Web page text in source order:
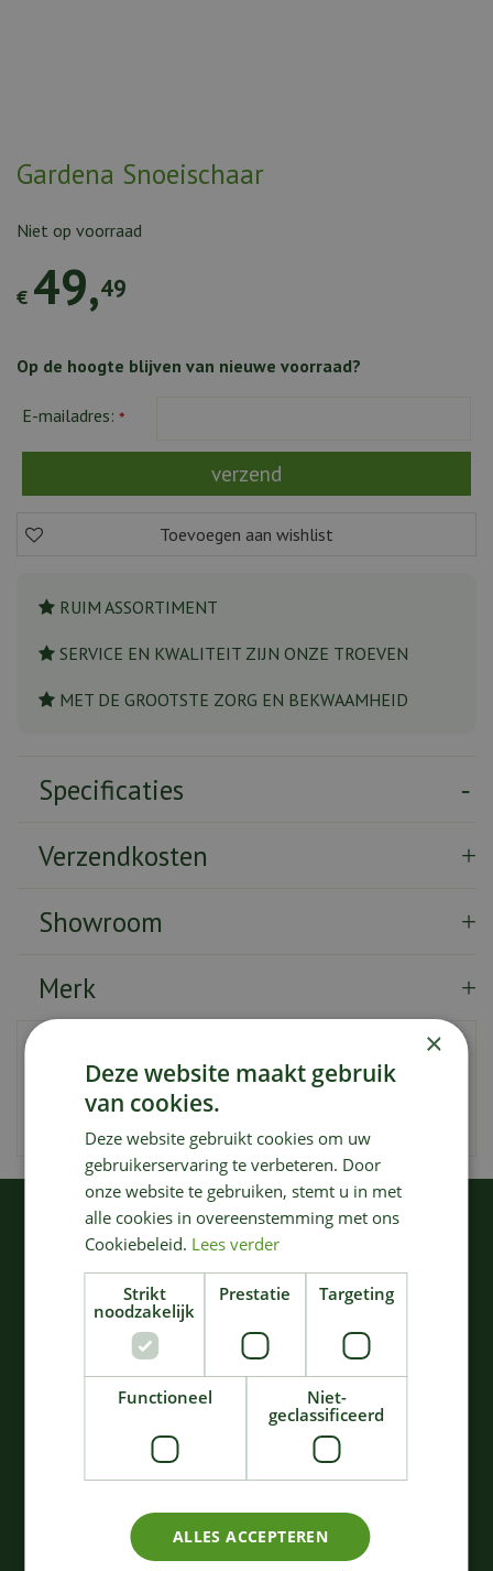
Gardena Snoeischaar
€ 49,49
Niet op voorraad
Op de hoogte blijven van nieuwe voorraad?
E-mailadres: *
RUIM ASSORTIMENT
SERVICE EN KWALITEIT ZIJN ONZE TROEVEN
MET DE GROOTSTE ZORG EN BEKWAAMHEID
Specificaties
Verzendkosten
Showroom
Merk
173301
EAN code
4078500018784
KIJK OOK EENS NAAR:
Gardena
rollup m/l wit
202,
Gardena assistcut
111
×
Deze website maakt gebruik
van cookies.
Deze website gebruikt cookies om uw
gebruikerservaring te verbeteren. Door
onze website te gebruiken, stemt u in met
alle cookies in overeenstemming met ons
Cookiebeleid. Lees verder
Strikt
noodzakelijk
Prestatie Targeting
Functioneel
Niet-
geclassificeerd
ALLES ACCEPTEREN